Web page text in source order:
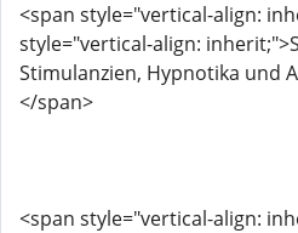
<span style="vertical-align:
style="vertical-align:
Stimulanzien, Hypnotika und
</span>
<span style="vertical-align: